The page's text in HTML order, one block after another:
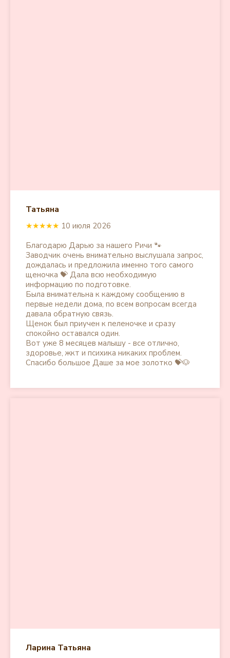
Татьяна
★★★★★ 10 июля 2026
Благодарю Дарью за нашего Ричи 🐾
Заводчик очень внимательно выслушала запрос,
дождалась и предложила именно того самого
щеночка 💝 Дала всю необходимую
информацию по подготовке.
Была внимательна к каждому сообщению в
первые недели дома, по всем вопросам всегда
давала обратную связь.
Щенок был приучен к пеленочке и сразу
спокойно оставался один.
Вот уже 8 месяцев малышу - все отлично,
здоровье, жкт и психика никаких проблем.
Спасибо большое Даше за мое золотко 💝🐶
Ларина Татьяна